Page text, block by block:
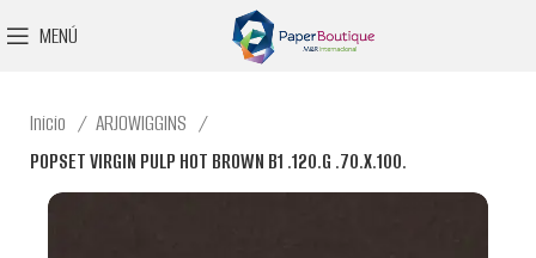
MENÚ
Inicio
ARJOWIGGINS
POPSET VIRGIN PULP HOT BROWN B1 .120.G .70.X.100.